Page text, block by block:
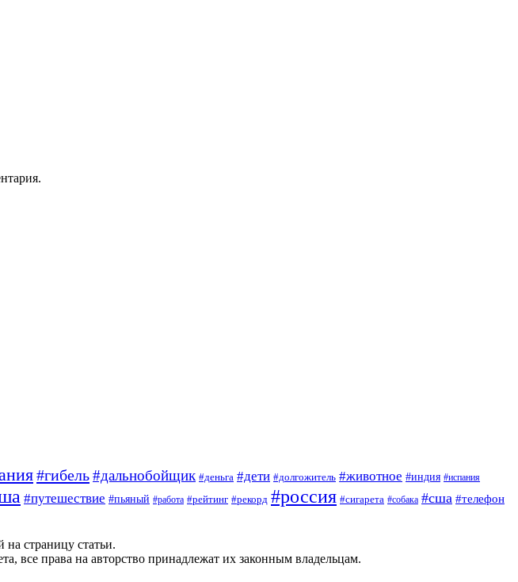
#гибель#дальнобойщик #деньга #дети #долгожитель #животное #индия #испания
#путешествие #пьяный #работа #рейтинг #рекорд #россия #сигарета #собака #сша #телефон
на страницу статьи.
все права на авторство принадлежат их законным владельцам.